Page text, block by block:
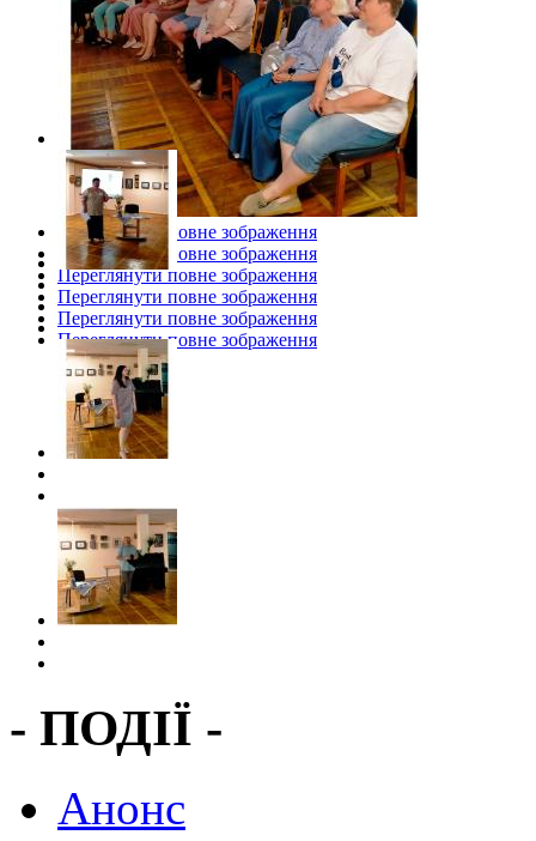
Переглянути повне зображення
Переглянути повне зображення
Переглянути повне зображення
Переглянути повне зображення
Переглянути повне зображення
Переглянути повне зображення
- ПОДІЇ -
Анонс